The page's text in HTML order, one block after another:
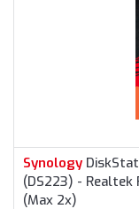
Synology
(DS223) - Realtek
(Max 2x)